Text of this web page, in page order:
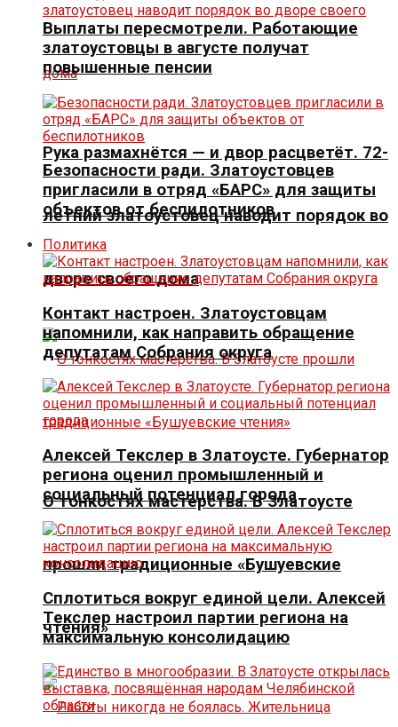
Рука размахнётся — и двор расцветёт. 72-
летний златоустовец наводит порядок во
дворе своего дома
О тонкостях мастерства. В Златоусте
прошли традиционные «Бушуевские
чтения»
Выплаты пересмотрели. Работающие
златоустовцы в августе получат
повышенные пенсии
Безопасности ради. Златоустовцев
пригласили в отряд «БАРС» для защиты
объектов от беспилотников
Политика
Контакт настроен. Златоустовцам
напомнили, как направить обращение
депутатам Собрания округа
Алексей Текслер в Златоусте. Губернатор
региона оценил промышленный и
социальный потенциал города
Сплотиться вокруг единой цели. Алексей
Текслер настроил партии региона на
максимальную консолидацию